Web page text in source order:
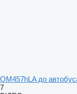
OM457hLA до
7